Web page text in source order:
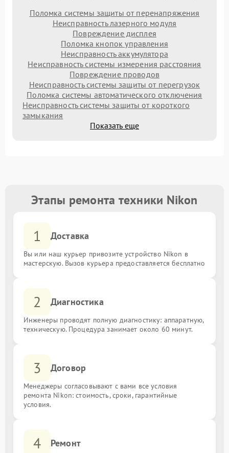
Поломка системы защиты от перенапряжения
Неисправность лазерного модуля
Повреждение дисплея
Поломка кнопок управления
Неисправность аккумулятора
Неисправность системы измерения расстояния
Повреждение проводов
Неисправность системы защиты от перегрузок
Поломка системы автоматического отключения
Неисправность системы защиты от короткого
замыкания
Показать еще
Этапы ремонта техники Nikon
1 Доставка
Вы или наш курьер привозите устройство Nikon в
мастерскую. Вызов курьера предоставляется бесплатно
2 Диагностика
Инженеры проводят полную диагностику: аппаратную,
техническую. Процедура занимает около 60 минут.
3 Договор
Менеджеры согласовывают с вами все условия
ремонта Nikon: стоимость, сроки, гарантийные
условия.
4 Ремонт